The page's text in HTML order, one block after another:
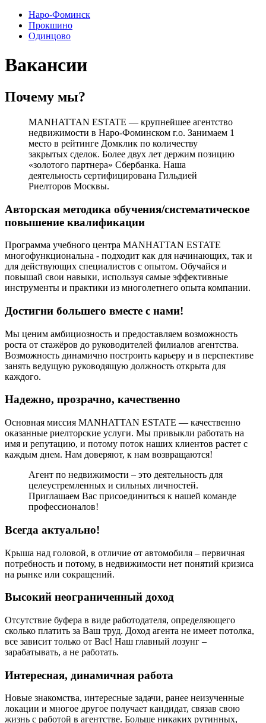
Наро-Фоминск
Прокшино
Одинцово
Вакансии
Почему мы?
МANHATTAN ESTATE — крупнейшее агентство
недвижимости в Наро-Фоминском г.о. Занимаем 1
место в рейтинге Домклик по количеству
закрытых сделок. Более двух лет держим позицию
«золотого партнера» Сбербанка. Наша
деятельность сертифицирована Гильдией
Риелторов Москвы.
Авторская методика обучения/систематическое
повышение квалификации
Программа учебного центра MANHATTAN ESTATE
многофункциональна - подходит как для начинающих, так и
для действующих специалистов с опытом. Обучайся и
повышай свои навыки, используя самые эффективные
инструменты и практики из многолетнего опыта компании.
Достигни большего вместе с нами!
Мы ценим амбициозность и предоставляем возможность
роста от стажёров до руководителей филиалов агентства.
Возможность динамично построить карьеру и в перспективе
занять ведущую руководящую должность открыта для
каждого.
Надежно, прозрачно, качественно
Основная миссия MANHATTAN ESTATE — качественно
оказанные риелторские услуги. Мы привыкли работать на
имя и репутацию, и потому поток наших клиентов растет с
каждым днем. Нам доверяют, к нам возвращаются!
Агент по недвижимости – это деятельность для
целеустремленных и сильных личностей.
Приглашаем Вас присоединиться к нашей команде
профессионалов!
Всегда актуально!
Крыша над головой, в отличие от автомобиля – первичная
потребность и потому, в недвижимости нет понятий кризиса
на рынке или сокращений.
Высокий неограниченный доход
Отсутствие буфера в виде работодателя, определяющего
сколько платить за Ваш труд. Доход агента не имеет потолка,
все зависит только от Вас! Наш главный лозунг –
зарабатывать, а не работать.
Интересная, динамичная работа
Новые знакомства, интересные задачи, ранее неизученные
локации и многое другое получает кандидат, связав свою
жизнь с работой в агентстве. Больше никаких рутинных,